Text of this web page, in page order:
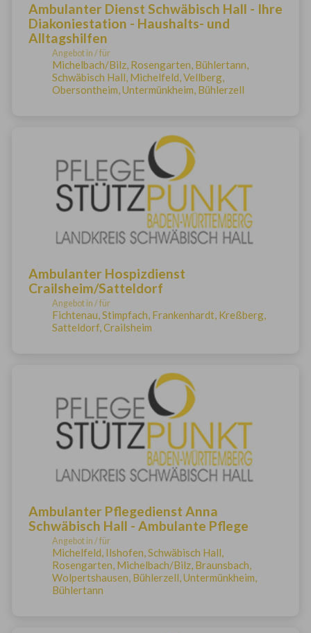
Ambulanter Dienst Schwäbisch Hall - Ihre
Diakoniestation - Haushalts- und
Alltagshilfen
Angebot in / für
Michelbach/Bilz, Rosengarten, Bühlertann,
Schwäbisch Hall, Michelfeld, Vellberg,
Obersontheim, Untermünkheim, Bühlerzell
Ambulanter Hospizdienst
Crailsheim/Satteldorf
Angebot in / für
Fichtenau, Stimpfach, Frankenhardt, Kreßberg,
Satteldorf, Crailsheim
Ambulanter Pflegedienst Anna
Schwäbisch Hall - Ambulante Pflege
Angebot in / für
Michelfeld, Ilshofen, Schwäbisch Hall,
Rosengarten, Michelbach/Bilz, Braunsbach,
Wolpertshausen, Bühlerzell, Untermünkheim,
Bühlertann